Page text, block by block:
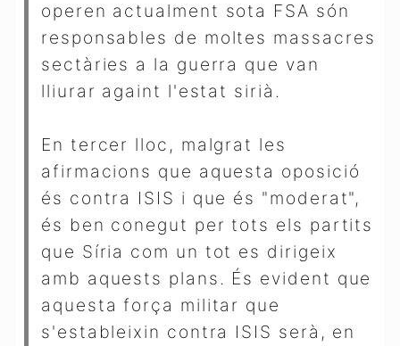
operen actualment sota FSA són
responsables de moltes massacres
sectàries a la guerra que van
lliurar againt l'estat sirià.
En tercer lloc, malgrat les
afirmacions que aquesta oposició
és contra ISIS i que és "moderat",
és ben conegut per tots els partits
que Síria com un tot es dirigeix ​​
amb aquests plans. És evident que
aquesta força militar que
s'estableixin contra ISIS serà, en